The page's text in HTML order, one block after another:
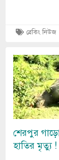
ব্রেকিং নিউজ
Image
শেরপুর গাড়ো
হাতির মৃত্যু !